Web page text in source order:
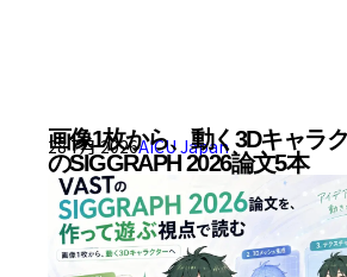
画像1枚から、動く3Dキャラ
のSIGGRAPH 2026論文5本
28 7月 2026AICU Japan